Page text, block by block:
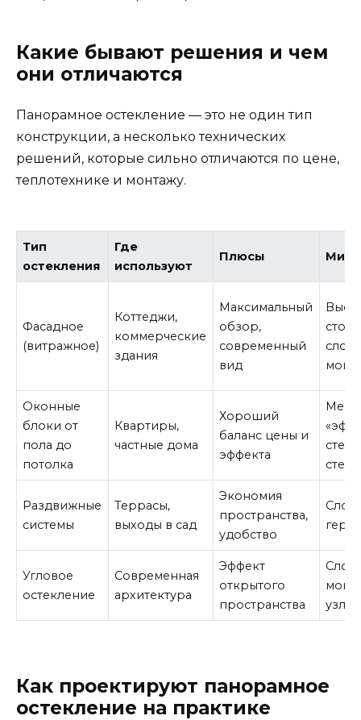
Какие бывают решения и чем
они отличаются
Панорамное остекление — это не один тип
конструкции, а несколько технических
решений, которые сильно отличаются по цене,
теплотехнике и монтажу.
Тип
остекления
Где
используют
Плюсы
Фасадное
(витражное)
Коттеджи,
коммерческие
здания
Максимальный
обзор,
современный
вид
Оконные
блоки от
пола до
потолка
Квартиры,
частные дома
Хороший
баланс цены и
эффекта
Раздвижные
системы
Террасы,
выходы в сад
Экономия
пространства,
удобство
Угловое
остекление
Современная
архитектура
Эффект
открытого
пространства
узлы
Как проектируют панорамное
остекление на практике